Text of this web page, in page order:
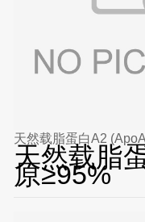
天然载脂蛋白A2
天然载脂
原≥95%